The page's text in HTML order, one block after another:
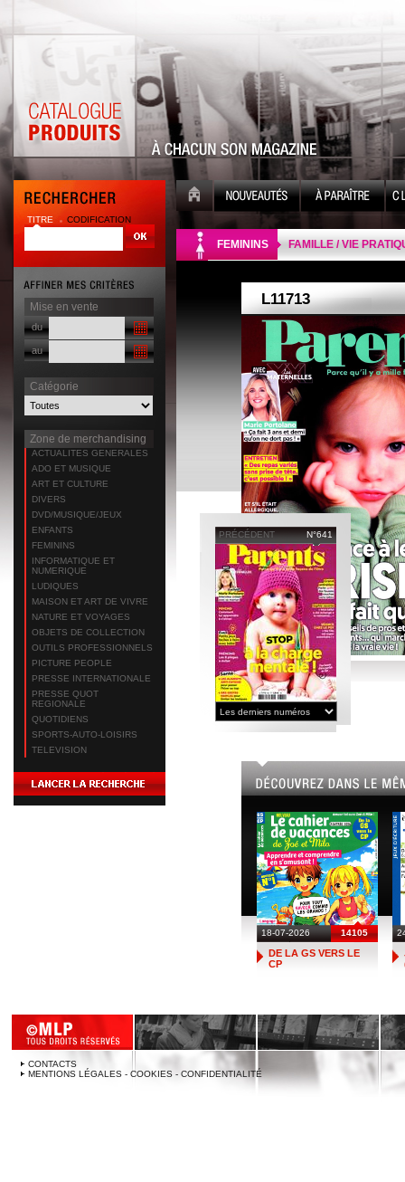
TITRE CODIFICATION
Mise en vente
du
au
Catégorie
Zone de merchandising
ACTUALITES GENERALES
ADO ET MUSIQUE
ART ET CULTURE
DIVERS
DVD/MUSIQUE/JEUX
ENFANTS
FEMININS
INFORMATIQUE ET
NUMERIQUE
LUDIQUES
MAISON ET ART DE VIVRE
NATURE ET VOYAGES
OBJETS DE COLLECTION
OUTILS PROFESSIONNELS
PICTURE PEOPLE
PRESSE INTERNATIONALE
PRESSE QUOT
REGIONALE
QUOTIDIENS
SPORTS-AUTO-LOISIRS
TELEVISION
FEMININS FAMILLE / VIE
PRÉCÉDENT N°641
18-07-2026 14105
DE LA GS VERS LE
CP
CONTACTS
MENTIONS LÉGALES - COOKIES - CONFIDENTIALITÉ